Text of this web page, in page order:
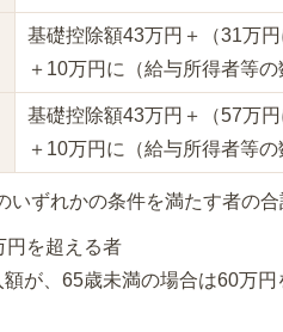
基礎控除額43万円＋（31万
＋10万円に（給与所得者等
基礎控除額43万円＋（57万
＋10万円に（給与所得者等
いずれかの条件を満たす者の
円を超える者
が、65歳未満の場合は60万